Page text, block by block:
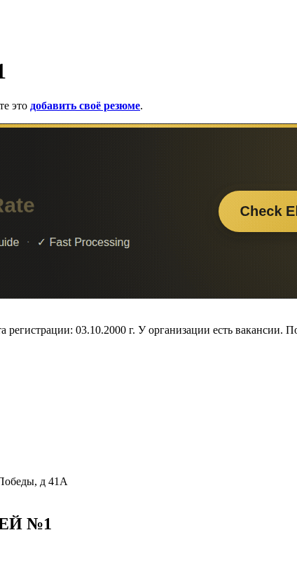
это добавить своё резюме.
регистрации: 03.10.2000 г. У организации есть вакансии.
д 41А
№1